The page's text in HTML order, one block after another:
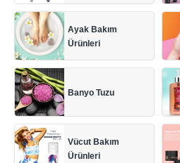
Ayak Bakım
Ürünleri
Banyo Tuzu
Vücut Bakım
Ürünleri